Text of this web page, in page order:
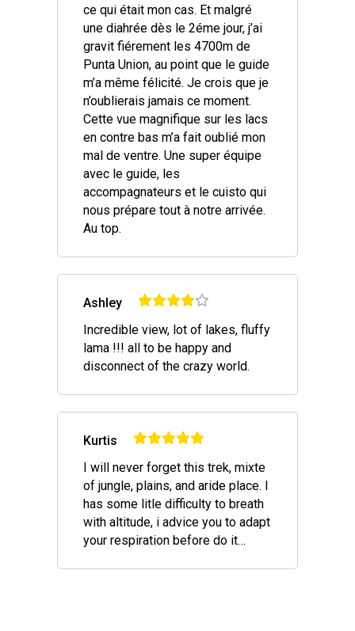
ce qui était mon cas. Et malgré
une diahrée dès le 2éme jour, j’ai
gravit fiérement les 4700m de
Punta Union, au point que le guide
m’a même félicité. Je crois que je
n’oublierais jamais ce moment.
Cette vue magnifique sur les lacs
en contre bas m’a fait oublié mon
mal de ventre. Une super équipe
avec le guide, les
accompagnateurs et le cuisto qui
nous prépare tout à notre arrivée.
Au top.
Ashley
Incredible view, lot of lakes, fluffy
lama !!! all to be happy and
disconnect of the crazy world.
Kurtis
I will never forget this trek, mixte
of jungle, plains, and aride place. I
has some litle difficulty to breath
with altitude, i advice you to adapt
your respiration before do it…